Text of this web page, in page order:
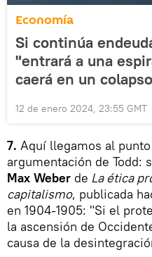
Economía
Si continúa
"entrará a una
caerá en un
12 de enero 2024, 23:55 GMT
7. Aquí llegamos al
argumentación de Todd:
Max Weber de La ética
capitalismo, publicada
en 1904-1905: "Si el
la ascensión de
causa de la